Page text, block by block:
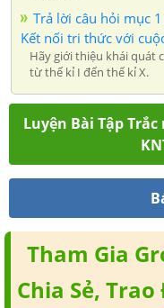
Trả lời câu hỏi mục
Kết nối tri thức với
Hãy giới thiệu khái quát
từ thế kỉ I đến thế kỉ X.
Luyện Bài Tập
Tham Gia
Chia Sẻ,